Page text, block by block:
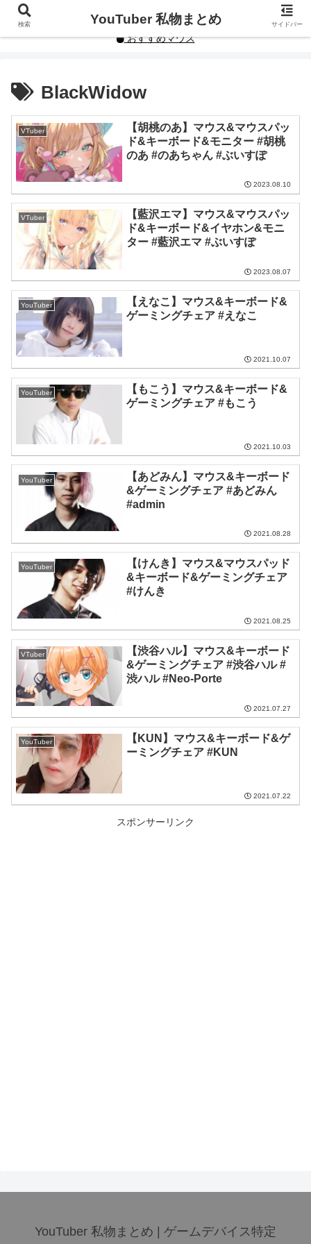
YouTuberや人気インフルエンサーの私物まとめです。
おすすめマウス
BlackWidow
VTuber
【胡桃のあ】マウス&マウスパッ
ド&キーボード&モニター #胡桃
のあ #のあちゃん #ぶいすぽ
2023.08.10
VTuber
【藍沢エマ】マウス&マウスパッ
ド&キーボード&イヤホン&モニ
ター #藍沢エマ #ぶいすぽ
2023.08.07
YouTuber
【えなこ】マウス&キーボード&
ゲーミングチェア #えなこ
2021.10.07
YouTuber
【もこう】マウス&キーボード&
ゲーミングチェア #もこう
2021.10.03
YouTuber
【あどみん】マウス&キーボード
&ゲーミングチェア #あどみん
#admin
2021.08.28
YouTuber
【けんき】マウス&マウスパッド
&キーボード&ゲーミングチェア
#けんき
2021.08.25
VTuber
【渋谷ハル】マウス&キーボード
&ゲーミングチェア #渋谷ハル #
渋ハル #Neo-Porte
2021.07.27
YouTuber
【KUN】マウス&キーボード&ゲ
ーミングチェア #KUN
2021.07.22
スポンサーリンク
YouTuber 私物まとめ | ゲームデバイス特定
検索 YouTuber 私物まとめ サイドバー